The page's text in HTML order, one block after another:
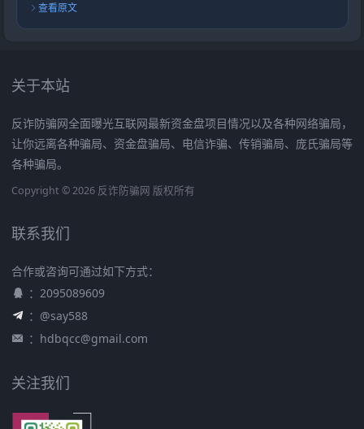
查看原文
关于本站
反诈防骗网全面曝光互联网最新资金盘项目情况以及各种网络骗局，
让你远离各种骗局、资金盘骗局、电信诈骗、传销骗局、庞氏骗局等
各种骗局。
Copyright © 2026 反诈防骗网 版权所有
联系我们
合作或咨询可通过如下方式：
：2095089609
：@say588
： hdbqcc@gmail.com
关注我们